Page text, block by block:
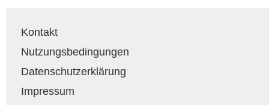
Kontakt
Nutzungsbedingungen
Datenschutzerklärung
Impressum